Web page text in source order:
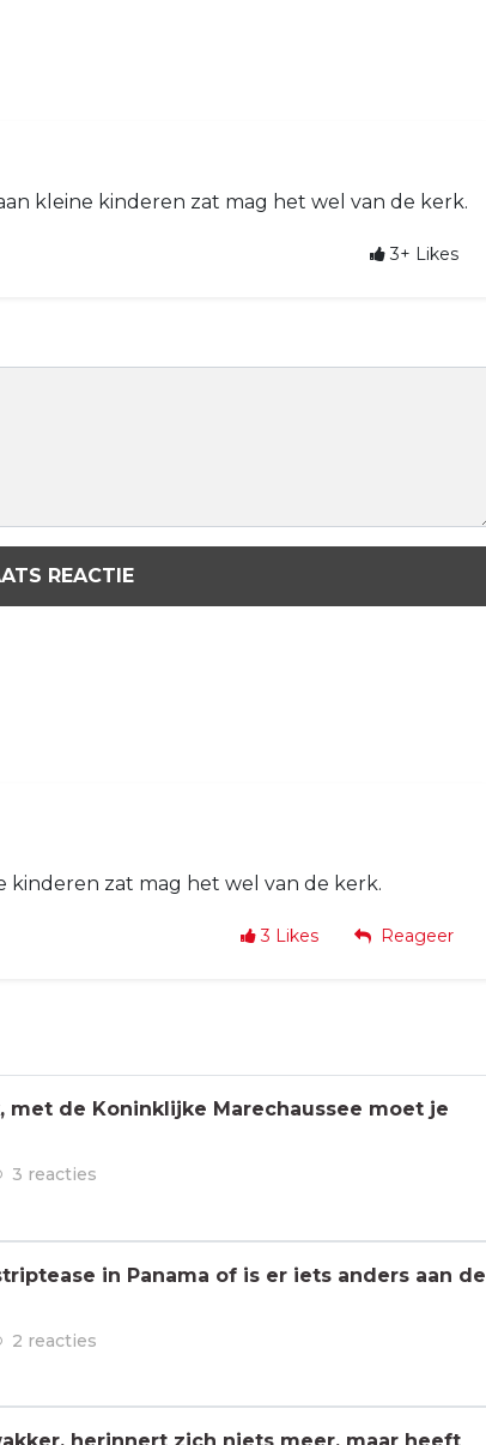
kleine kinderen zat mag het wel van de kerk.
3+ Likes
REACTIE
kinderen zat mag het wel van de kerk.
3 Likes Reageer
met de Koninklijke Marechaussee moet je
3 reacties
in Panama of is er iets anders aan de
2 reacties